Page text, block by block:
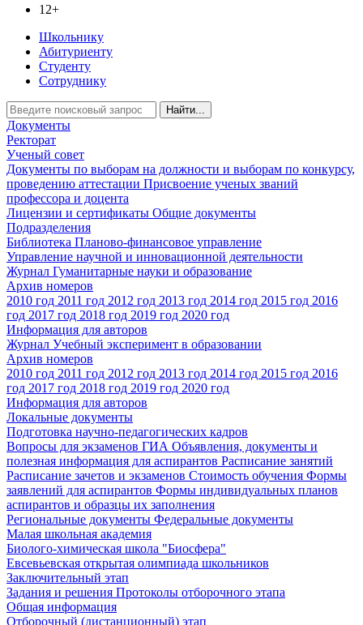
12+
Школьнику
Абитуриенту
Студенту
Сотруднику
Найти...
Документы
Ректорат
Ученый совет
Документы по выборам на должности и выборам по конкурсу,
проведению аттестации Присвоение ученых званий
профессора и доцента
Лицензии и сертификаты Общие документы
Подразделения
Библиотека Планово-финансовое управление
Управление научной и инновационной деятельности
Журнал Гуманитарные науки и образование
Архив номеров
2010 год 2011 год 2012 год 2013 год 2014 год 2015 год 2016
год 2017 год 2018 год 2019 год 2020 год
Информация для авторов
Журнал Учебный эксперимент в образовании
Архив номеров
2010 год 2011 год 2012 год 2013 год 2014 год 2015 год 2016
год 2017 год 2018 год 2019 год 2020 год
Информация для авторов
Локальные документы
Подготовка научно-педагогических кадров
Вопросы для экзаменов ГИА Объявления, документы и
полезная информация для аспирантов Расписание занятий
Расписание зачетов и экзаменов Стоимость обучения Формы
заявлений для аспирантов Формы индивидуальных планов
аспирантов и образцы их заполнения
Региональные документы Федеральные документы
Малая школьная академия
Биолого-химическая школа "Биосфера"
Евсевьевская открытая олимпиада школьников
Заключительный этап
Задания и решения Протоколы отборочного этапа
Общая информация
Отборочный (дистанционный) этап